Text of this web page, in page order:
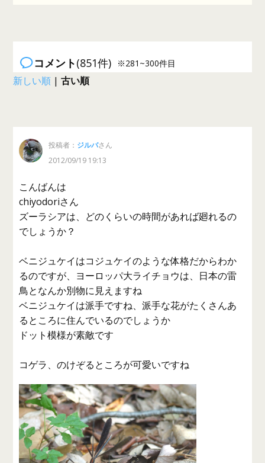
コメント(851件) ※281~300件目
新しい順 |古い順
投稿者： ジルバさん
2012/09/19 19:13
こんばんは
chiyodoriさん
ズーラシアは、どのくらいの時間があれば廻れるの
でしょうか？
ベニジュケイはコジュケイのような体格だからわか
るのですが、ヨーロッパ大ライチョウは、日本の雷
鳥となんか別物に見えますね
ベニジュケイは派手ですね、派手な花がたくさんあ
るところに住んでいるのでしょうか
ドット模様が素敵です
コゲラ、のけぞるところが可愛いですね